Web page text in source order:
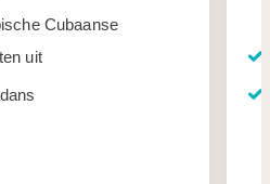
Cubaanse
uit